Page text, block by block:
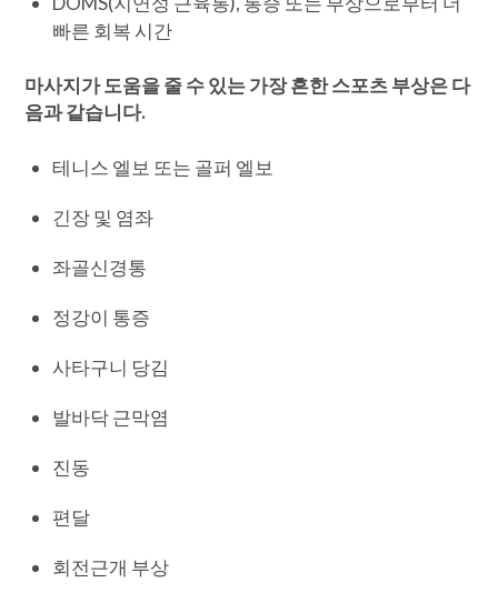
빠른 회복 시간
마사지가 도움을 줄 수 있는 가장 흔한 스포츠 부상은 다
음과 같습니다.
테니스 엘보 또는 골퍼 엘보
긴장 및 염좌
좌골신경통
정강이 통증
사타구니 당김
발바닥 근막염
진동
편달
회전근개 부상